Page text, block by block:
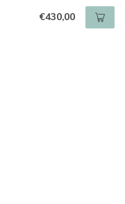
€430,00